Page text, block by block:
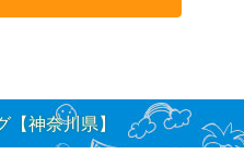
神奈川県】